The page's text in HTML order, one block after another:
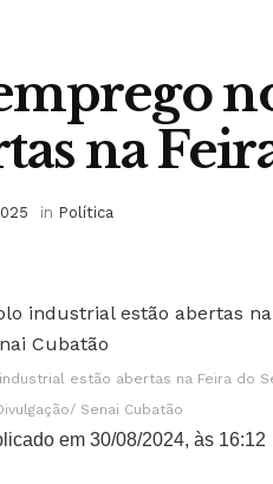
na
in Política
estão abertas na Feira do
Senai Cubatão
em 30/08/2024, às 16:12